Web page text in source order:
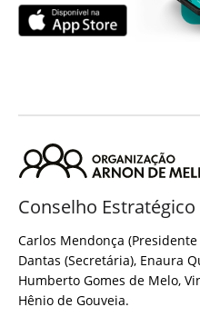
Conselho Estratégico
Carlos Mendonça
Dantas (Secretária), Enaura
Humberto Gomes de Melo,
Hênio de Gouveia.